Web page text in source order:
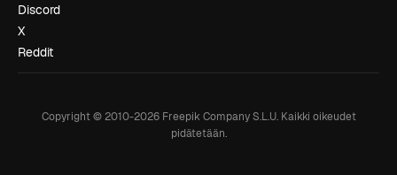
Discord
X
Reddit
Copyright © 2010-2026Freepik Company S.L.U. Kaikki oikeudet
pidätetään.